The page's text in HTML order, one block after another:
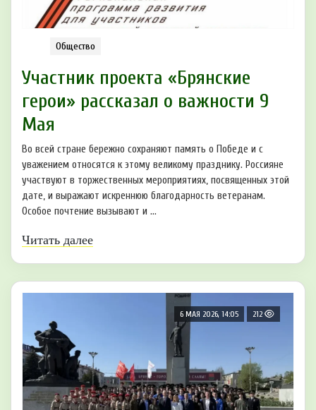
Общество
Участник проекта «Брянские
герои» рассказал о важности 9
Мая
Во всей стране бережно сохраняют память о Победе и с
уважением относятся к этому великому празднику. Россияне
участвуют в торжественных мероприятиях, посвященных этой
дате, и выражают искреннюю благодарность ветеранам.
Особое почтение вызывают и ...
Читать далее
6 МАЯ 2026, 14:05 212